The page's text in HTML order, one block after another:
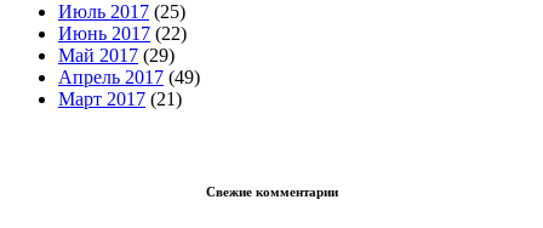
Июль 2017 (25)
Июнь 2017 (22)
Май 2017 (29)
Апрель 2017 (49)
Март 2017 (21)
Свежие комментарии